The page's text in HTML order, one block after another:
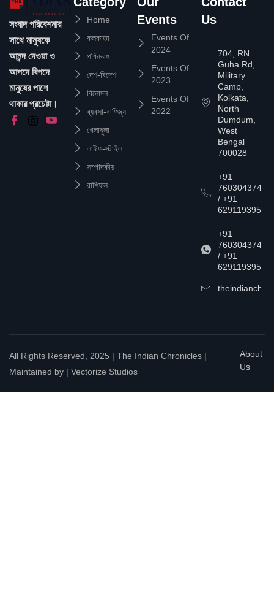
সংবাদ পরিবেশনার
সাথে মানুষকে
আনন্দ দেওয়া ও
আপদে বিপদে
মানুষের পাশে
থাকার প্রচেষ্টা।
Home
কলকাতা
পশ্চিমবঙ্গ
দেশ-বিদেশ
বিনোদন
ব্যবসা-বাণিজ্য
খেলাধুলা
লাইফ-স্টাইল
সম্পাদকীয়
রাশিফল
Events
Events Of
2024
Events Of
2023
Events Of
2022
Us
704, RN
Guha Rd,
Military
Camp,
Kolkata,
North
Dumdum,
West
Bengal
700028
+91
7603043747
/ +91
6291193957
+91
7603043747
/ +91
6291193957
All Rights Reserved, 2025 | The Indian Chronicles |
Maintained by | Vectorize Studios
About
Us